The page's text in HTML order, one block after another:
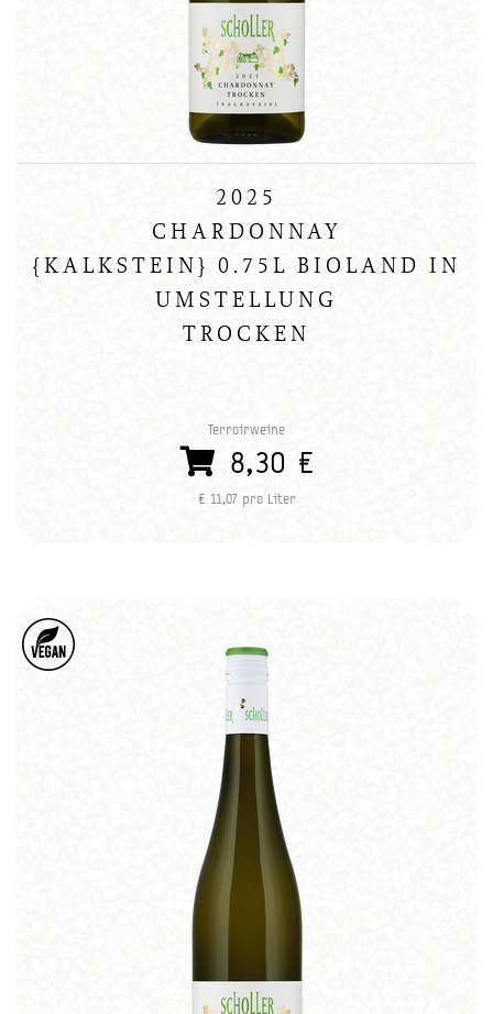
2025
CHARDONNAY
{KALKSTEIN} 0.75L BIOLAND IN
UMSTELLUNG
TROCKEN
Terroirweine
8,30 €
€ 11,07 pro Liter